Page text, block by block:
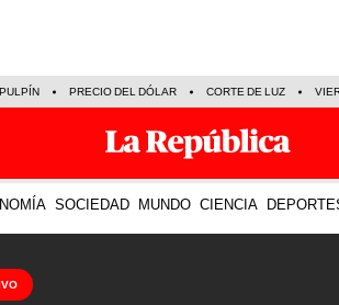
PRECIO DEL DÓLAR CORTE DE LUZ
SOCIEDAD MUNDO CIENCIA